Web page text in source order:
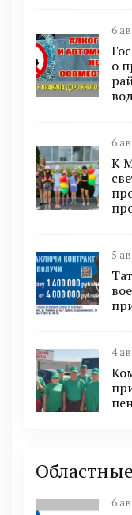
6
о
6
К
5
4
6